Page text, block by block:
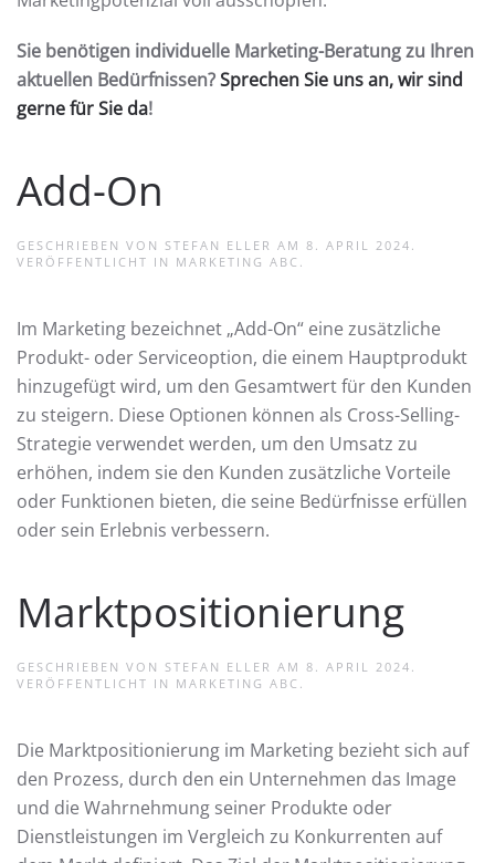
Sie benötigen individuelle Marketing-Beratung zu Ihren
aktuellen Bedürfnissen?Sprechen Sie uns an, wir sind
gerne für Sie da!
Add-On
GESCHRIEBEN VON STEFAN ELLER AM 8. APRIL 2024 .
VERÖFFENTLICHT IN MARKETING ABC .
Im Marketing bezeichnet „Add-On“ eine zusätzliche
Produkt- oder Serviceoption, die einem Hauptprodukt
hinzugefügt wird, um den Gesamtwert für den Kunden
zu steigern. Diese Optionen können als Cross-Selling-
Strategie verwendet werden, um den Umsatz zu
erhöhen, indem sie den Kunden zusätzliche Vorteile
oder Funktionen bieten, die seine Bedürfnisse erfüllen
oder sein Erlebnis verbessern.
Marktpositionierung
GESCHRIEBEN VON STEFAN ELLER AM 8. APRIL 2024 .
VERÖFFENTLICHT IN MARKETING ABC .
Die Marktpositionierung im Marketing bezieht sich auf
den Prozess, durch den ein Unternehmen das Image
und die Wahrnehmung seiner Produkte oder
Dienstleistungen im Vergleich zu Konkurrenten auf